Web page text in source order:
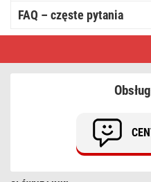
FAQ – częste pytania